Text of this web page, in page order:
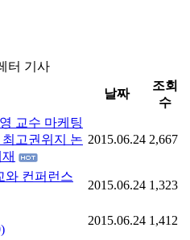
터 기사
날짜
조회
수
교수 마케팅
최고권위지 논 2015.06.24 2,667
와 컨퍼런스
2015.06.24 1,323
2015.06.24 1,412